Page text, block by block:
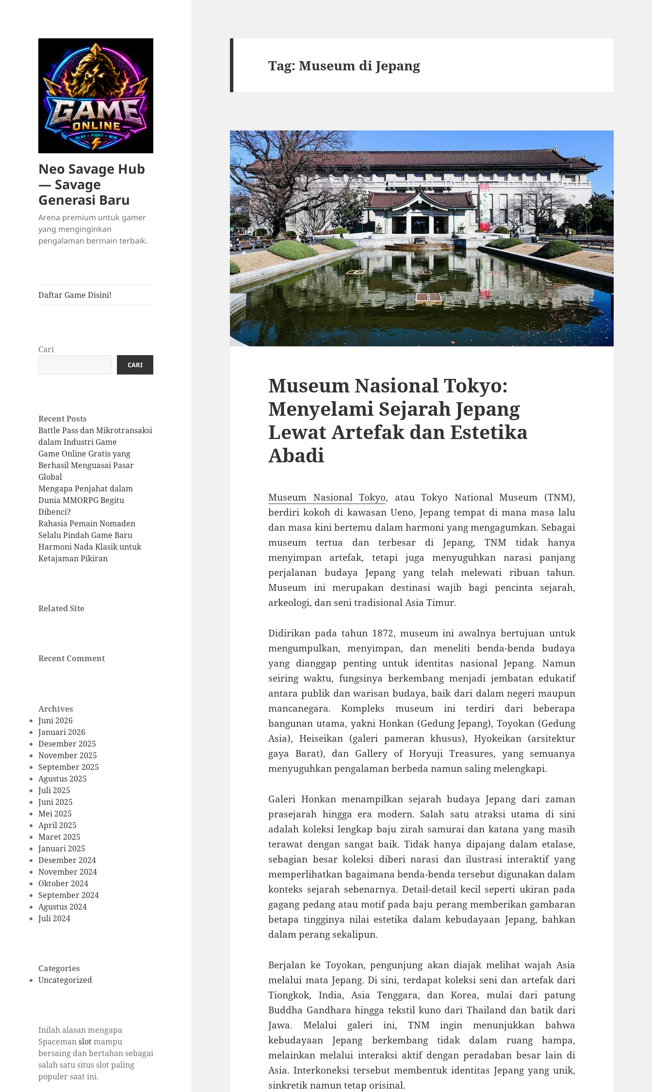
Neo Savage Hub
— Savage
Generasi Baru
Arena premium untuk gamer
yang menginginkan
pengalaman bermain terbaik.
Daftar Game Disini!
Cari
CARI
Recent Posts
Battle Pass dan Mikrotransaksi
dalam Industri Game
Game Online Gratis yang
Berhasil Menguasai Pasar
Global
Mengapa Penjahat dalam
Dunia MMORPG Begitu
Dibenci?
Rahasia Pemain Nomaden
Selalu Pindah Game Baru
Harmoni Nada Klasik untuk
Ketajaman Pikiran
Related Site
Recent Comment
Archives
Juni 2026
Januari 2026
Desember 2025
November 2025
September 2025
Agustus 2025
Juli 2025
Juni 2025
Mei 2025
April 2025
Maret 2025
Januari 2025
Desember 2024
November 2024
Oktober 2024
September 2024
Agustus 2024
Juli 2024
Categories
Uncategorized
Inilah alasan mengapa
Spacemanslotmampu
bersaing dan bertahan sebagai
salah satu situs slot paling
populer saat ini.
Tag:Museum di Jepang
Museum Nasional Tokyo:
Menyelami Sejarah Jepang
Lewat Artefak dan Estetika
Abadi
Museum Nasional Tokyo, atau Tokyo National Museum (TNM),
berdiri kokoh di kawasan Ueno, Jepang tempat di mana masa lalu
dan masa kini bertemu dalam harmoni yang mengagumkan. Sebagai
museum tertua dan terbesar di Jepang, TNM tidak hanya
menyimpan artefak, tetapi juga menyuguhkan narasi panjang
perjalanan budaya Jepang yang telah melewati ribuan tahun.
Museum ini merupakan destinasi wajib bagi pencinta sejarah,
arkeologi, dan seni tradisional Asia Timur.
Didirikan pada tahun 1872, museum ini awalnya bertujuan untuk
mengumpulkan, menyimpan, dan meneliti benda-benda budaya
yang dianggap penting untuk identitas nasional Jepang. Namun
seiring waktu, fungsinya berkembang menjadi jembatan edukatif
antara publik dan warisan budaya, baik dari dalam negeri maupun
mancanegara. Kompleks museum ini terdiri dari beberapa
bangunan utama, yakni Honkan (Gedung Jepang), Toyokan (Gedung
Asia), Heiseikan (galeri pameran khusus), Hyokeikan (arsitektur
gaya Barat), dan Gallery of Horyuji Treasures, yang semuanya
menyuguhkan pengalaman berbeda namun saling melengkapi.
Galeri Honkan menampilkan sejarah budaya Jepang dari zaman
prasejarah hingga era modern. Salah satu atraksi utama di sini
adalah koleksi lengkap baju zirah samurai dan katana yang masih
terawat dengan sangat baik. Tidak hanya dipajang dalam etalase,
sebagian besar koleksi diberi narasi dan ilustrasi interaktif yang
memperlihatkan bagaimana benda-benda tersebut digunakan dalam
konteks sejarah sebenarnya. Detail-detail kecil seperti ukiran pada
gagang pedang atau motif pada baju perang memberikan gambaran
betapa tingginya nilai estetika dalam kebudayaan Jepang, bahkan
dalam perang sekalipun.
Berjalan ke Toyokan, pengunjung akan diajak melihat wajah Asia
melalui mata Jepang. Di sini, terdapat koleksi seni dan artefak dari
Tiongkok, India, Asia Tenggara, dan Korea, mulai dari patung
Buddha Gandhara hingga tekstil kuno dari Thailand dan batik dari
Jawa. Melalui galeri ini, TNM ingin menunjukkan bahwa
kebudayaan Jepang berkembang tidak dalam ruang hampa,
melainkan melalui interaksi aktif dengan peradaban besar lain di
Asia. Interkoneksi tersebut membentuk identitas Jepang yang unik,
sinkretik namun tetap orisinal.